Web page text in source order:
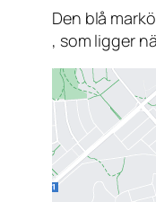
Den blå
, som ligger